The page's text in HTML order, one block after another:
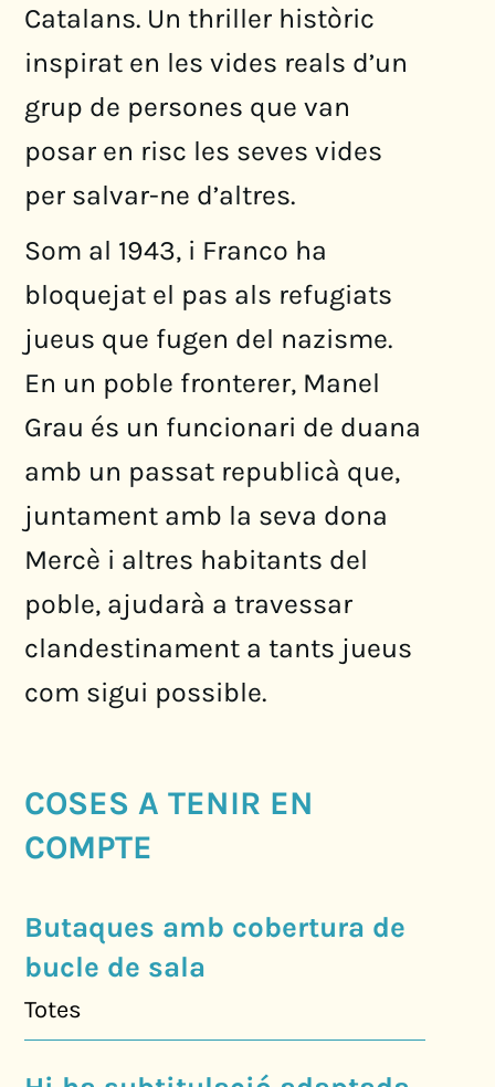
Catalans. Un thriller històric
inspirat en les vides reals d’un
grup de persones que van
posar en risc les seves vides
per salvar-ne d’altres.
Som al 1943, i Franco ha
bloquejat el pas als refugiats
jueus que fugen del nazisme.
En un poble fronterer, Manel
Grau és un funcionari de duana
amb un passat republicà que,
juntament amb la seva dona
Mercè i altres habitants del
poble, ajudarà a travessar
clandestinament a tants jueus
com sigui possible.
COSES A TENIR EN
COMPTE
Butaques amb cobertura de
bucle de sala
Totes